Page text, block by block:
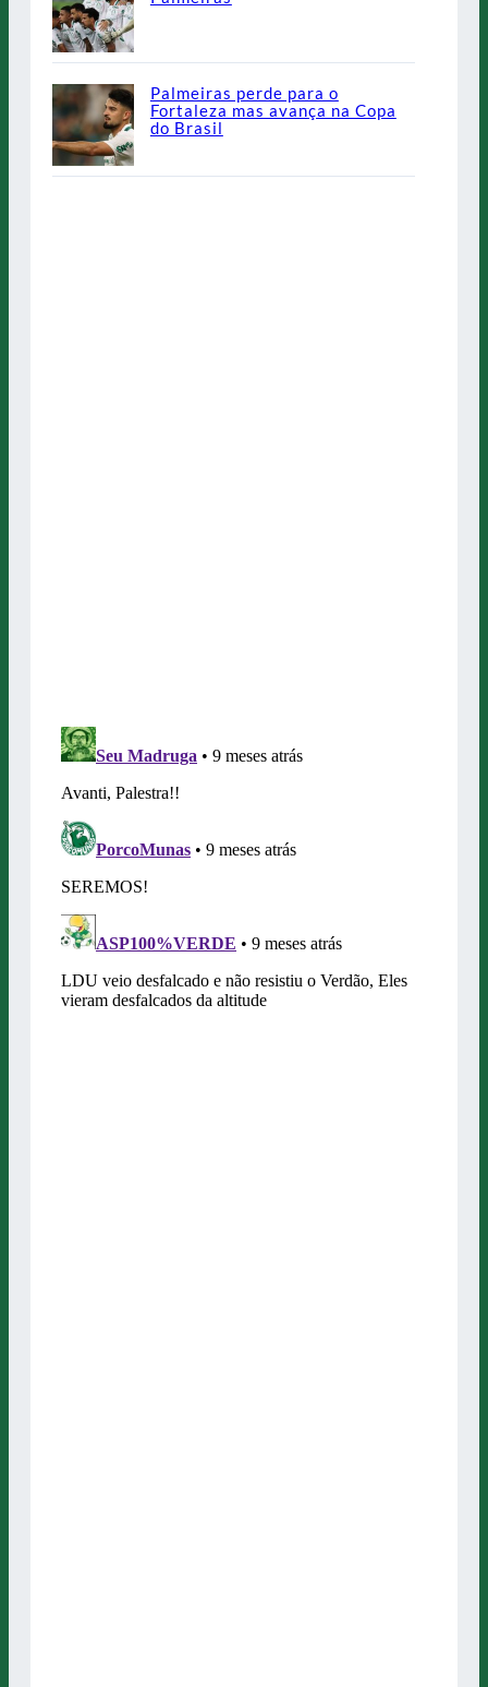
Palmeiras perde para o
Fortaleza mas avança na Copa
do Brasil